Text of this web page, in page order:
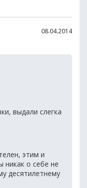
08.04.2014
выдали слегка
этим и
о себе не
десятилетнему